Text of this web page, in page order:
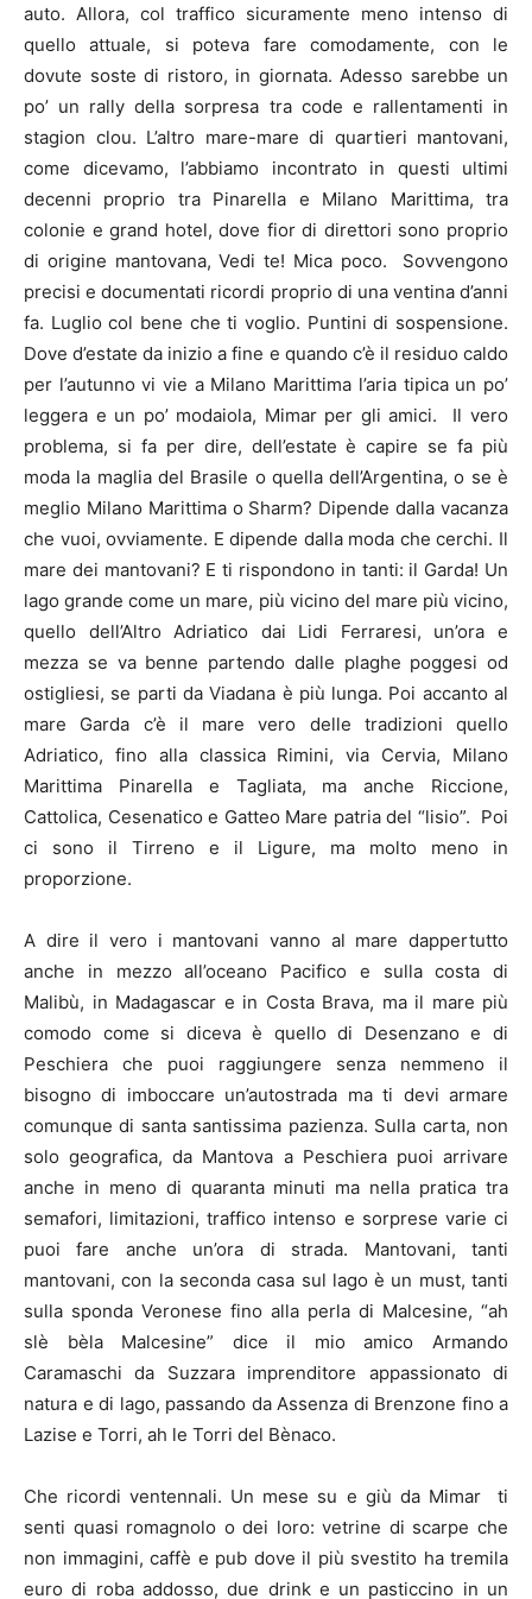
auto. Allora, col traffico sicuramente meno intenso di
quello attuale, si poteva fare comodamente, con le
dovute soste di ristoro, in giornata. Adesso sarebbe un
po’ un rally della sorpresa tra code e rallentamenti in
stagion clou. L’altro mare-mare di quartieri mantovani,
come dicevamo, l’abbiamo incontrato in questi ultimi
decenni proprio tra Pinarella e Milano Marittima, tra
colonie e grand hotel, dove fior di direttori sono proprio
di origine mantovana, Vedi te! Mica poco. Sovvengono
precisi e documentati ricordi proprio di una ventina d’anni
fa. Luglio col bene che ti voglio. Puntini di sospensione.
Dove d’estate da inizio a fine e quando c’è il residuo caldo
per l’autunno vi vie a Milano Marittima l’aria tipica un po’
leggera e un po’ modaiola, Mimar per gli amici. Il vero
problema, si fa per dire, dell’estate è capire se fa più
moda la maglia del Brasile o quella dell’Argentina, o se è
meglio Milano Marittima o Sharm? Dipende dalla vacanza
che vuoi, ovviamente. E dipende dalla moda che cerchi. Il
mare dei mantovani? E ti rispondono in tanti: il Garda! Un
lago grande come un mare, più vicino del mare più vicino,
quello dell’Altro Adriatico dai Lidi Ferraresi, un’ora e
mezza se va benne partendo dalle plaghe poggesi od
ostigliesi, se parti da Viadana è più lunga. Poi accanto al
mare Garda c’è il mare vero delle tradizioni quello
Adriatico, fino alla classica Rimini, via Cervia, Milano
Marittima Pinarella e Tagliata, ma anche Riccione,
Cattolica, Cesenatico e Gatteo Mare patria del “lisio”. Poi
ci sono il Tirreno e il Ligure, ma molto meno in
proporzione.
A dire il vero i mantovani vanno al mare dappertutto
anche in mezzo all’oceano Pacifico e sulla costa di
Malibù, in Madagascar e in Costa Brava, ma il mare più
comodo come si diceva è quello di Desenzano e di
Peschiera che puoi raggiungere senza nemmeno il
bisogno di imboccare un’autostrada ma ti devi armare
comunque di santa santissima pazienza. Sulla carta, non
solo geografica, da Mantova a Peschiera puoi arrivare
anche in meno di quaranta minuti ma nella pratica tra
semafori, limitazioni, traffico intenso e sorprese varie ci
puoi fare anche un’ora di strada. Mantovani, tanti
mantovani, con la seconda casa sul lago è un must, tanti
sulla sponda Veronese fino alla perla di Malcesine, “ah
slè bèla Malcesine” dice il mio amico Armando
Caramaschi da Suzzara imprenditore appassionato di
natura e di lago, passando da Assenza di Brenzone fino a
Lazise e Torri, ah le Torri del Bènaco.
Che ricordi ventennali. Un mese su e giù da Mimar ti
senti quasi romagnolo o dei loro: vetrine di scarpe che
non immagini, caffè e pub dove il più svestito ha tremila
euro di roba addosso, due drink e un pasticcino in un